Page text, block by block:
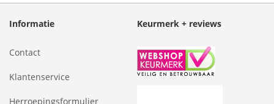
Informatie
Contact
Klantenservice
Herroepingsformulier
Keurmerk + reviews